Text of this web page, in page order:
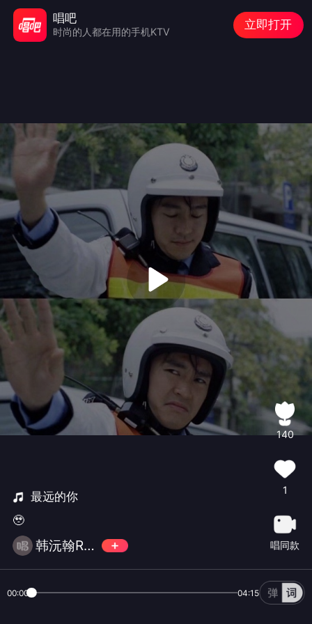
最远的你
🥹
韩沅翰Ryan
140
1
唱同款
00:00 04:15
唱吧
时尚的人都在用的手机KTV
立即打开